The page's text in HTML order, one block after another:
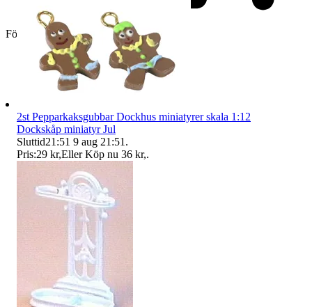
Företag
2st Pepparkaksgubbar Dockhus miniatyrer skala 1:12
Dockskåp miniatyr Jul
Sluttid21:51 9 aug 21:51 .
Pris:29 kr,Eller Köp nu 36 kr,.